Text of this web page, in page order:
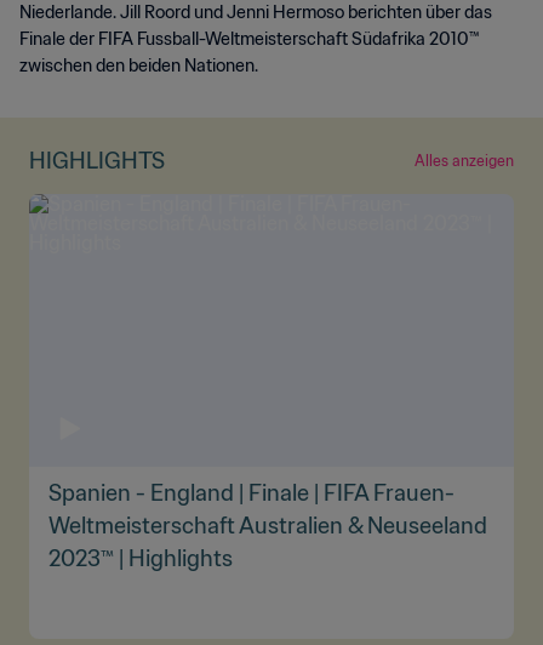
Niederlande. Jill Roord und Jenni Hermoso berichten über das
Finale der FIFA Fussball-Weltmeisterschaft Südafrika 2010™
zwischen den beiden Nationen.
HIGHLIGHTS Alles anzeigen
Spanien - England | Finale | FIFA Frauen-
Weltmeisterschaft Australien & Neuseeland
2023™ | Highlights